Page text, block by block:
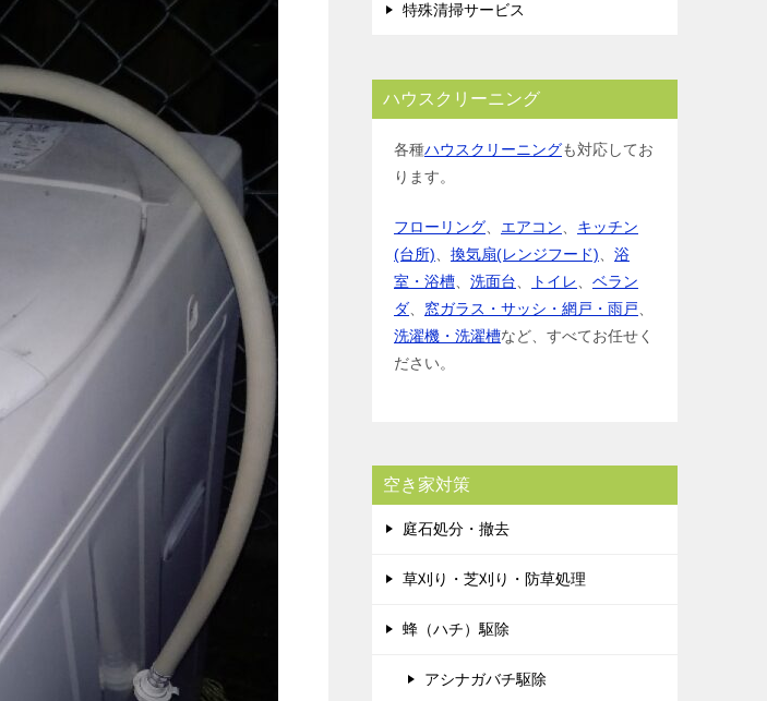
特殊清掃サービス
ハウスクリーニング
各種ハウスクリーニングも対応してお
ります。
フローリング エアコン
キッチン
(台所)
換気扇(レンジフード)
浴
室・浴槽
洗面台 トイレ
ベラン
ダ
窓ガラス・サッシ・網戸・雨戸
洗濯機・洗濯槽など、すべてお任せく
ださい。
空き家対策
庭石処分・撤去
草刈り・芝刈り・防草処理
蜂（ハチ）駆除
アシナガバチ駆除